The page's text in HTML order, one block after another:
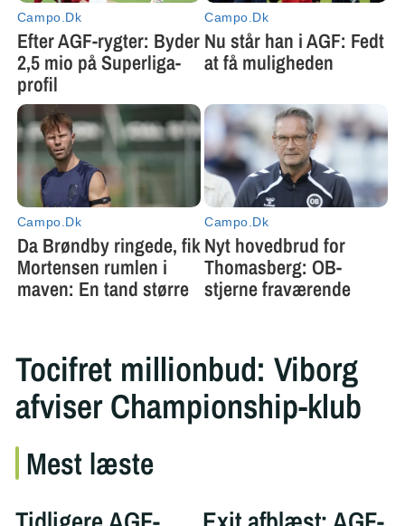
Tocifret millionbud: Viborg
afviser Championship-klub
Mest læste